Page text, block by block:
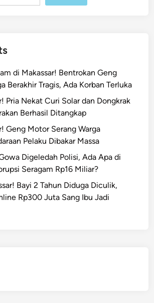
di Makassar! Bentrokan Geng
Berakhir Tragis, Ada Korban Terluka
Pria Nekat Curi Solar dan Dongkrak
Berhasil Ditangkap
Geng Motor Serang Warga
Pelaku Dibakar Massa
Digeledah Polisi, Ada Apa di
Seragam Rp16 Miliar?
Bayi 2 Tahun Diduga Diculik,
Rp300 Juta Sang Ibu Jadi